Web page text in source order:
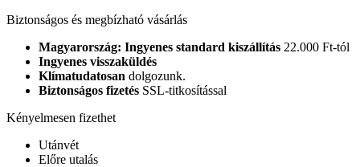
Biztonságos és megbízható vásárlás
Magyarország: Ingyenes standard kiszállítás 22.000 Ft-tól
Ingyenes visszaküldés
Klímatudatosan dolgozunk.
Biztonságos fizetés SSL-titkosítással
Kényelmesen fizethet
Utánvét
Előre utalás